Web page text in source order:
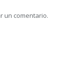
un comentario.